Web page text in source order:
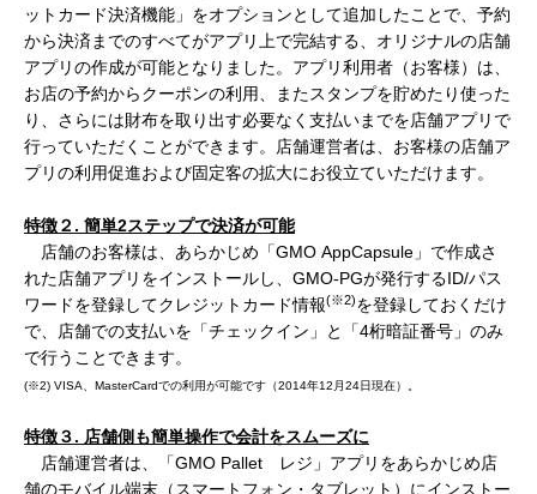
ットカード決済機能」をオプションとして追加したことで、予約
から決済までのすべてがアプリ上で完結する、オリジナルの店舗
アプリの作成が可能となりました。アプリ利用者（お客様）は、
お店の予約からクーポンの利用、またスタンプを貯めたり使った
り、さらには財布を取り出す必要なく支払いまでを店舗アプリで
行っていただくことができます。店舗運営者は、お客様の店舗ア
プリの利用促進および固定客の拡大にお役立ていただけます。
特徴２ . 簡単2ステップで決済が可能
店舗のお客様は、あらかじめ「GMO AppCapsule」で作成さ
れた店舗アプリをインストールし、GMO-PGが発行するID/パス
ワードを登録してクレジットカード情報(※2)を登録しておくだけ
で、店舗での支払いを「チェックイン」と「4桁暗証番号」のみ
で行うことできます。
(※2) VISA、MasterCardでの利用が可能です（2014年12月24日現在）。
特徴３. 店舗側も簡単操作で会計をスムーズに
店舗運営者は、「GMO Pallet レジ」アプリをあらかじめ店
舗のモバイル端末（スマートフォン・タブレット）にインストー